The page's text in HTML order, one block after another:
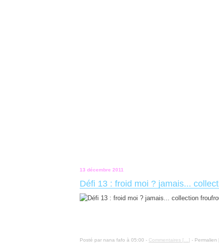
13 décembre 2011
Défi 13 : froid moi ? jamais...
Posté par nana fafo à 05:00 - Commentaires [ ] - Permalien